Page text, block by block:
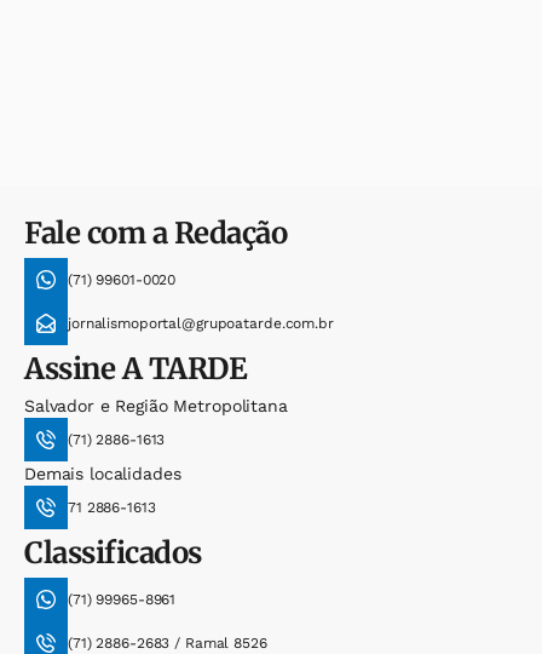
Fale com a Redação
(71) 99601-0020
jornalismoportal@grupoatarde.com.br
AssineA TARDE
Salvador e Região Metropolitana
(71) 2886-1613
Demais localidades
71 2886-1613
Classificados
(71) 99965-8961
(71) 2886-2683 / Ramal 8526